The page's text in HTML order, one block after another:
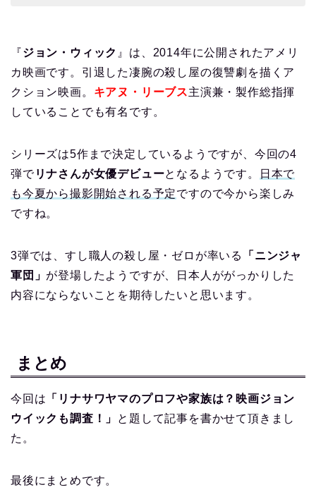
『ジョン・ウィック 』は、2014年に公開されたアメリ
カ映画です。引退した凄腕の殺し屋の復讐劇を描くア
クション映画。 キアヌ・リーブス主演兼・製作総指揮
していることでも有名です。
シリーズは5作まで決定しているようですが、今回の4
弾でリナさんが女優デビューとなるようです。
日本で
も今夏から撮影開始される予定ですので今から楽しみ
ですね。
3弾では、すし職人の殺し屋・ゼロが率いる
「ニンジャ
軍団」 が登場したようですが、日本人ががっかりした
内容にならないことを期待したいと思います。
まとめ
今回は 「リナサワヤマのプロフや家族は？映画ジョン
ウイックも調査！」
と題して記事を書かせて頂きまし
た。
最後にまとめです。